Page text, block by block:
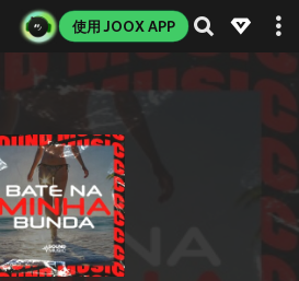
使用 JOOX APP